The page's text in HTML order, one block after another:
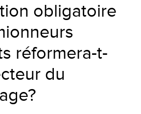
obligatoire
réformera-t-
du